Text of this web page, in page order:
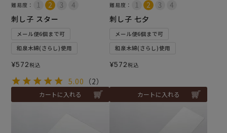
難易度：
刺し子 スター
メール便6個まで可
和泉木綿(さらし)使用
¥572税込
5.00 （2）
カートに入れる
難易度：
刺し子 七夕
メール便6個まで可
和泉木綿(さらし)使用
¥572税込
カートに入れる